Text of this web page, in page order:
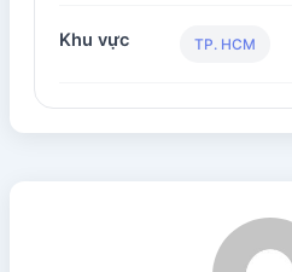
Khu vực TP. HCM